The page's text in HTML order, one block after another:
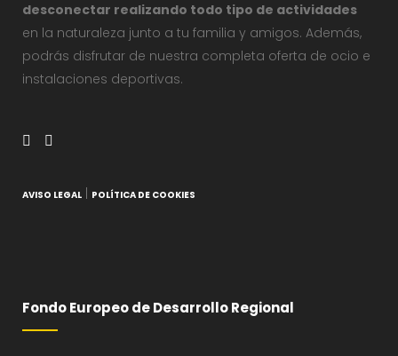
desconectar realizando todo tipo de actividades
en la naturaleza junto a tu familia y amigos. Además,
podrás disfrutar de nuestra completa oferta de ocio e
instalaciones deportivas.
AVISO LEGAL POLÍTICA DE COOKIES
Fondo Europeo de Desarrollo Regional